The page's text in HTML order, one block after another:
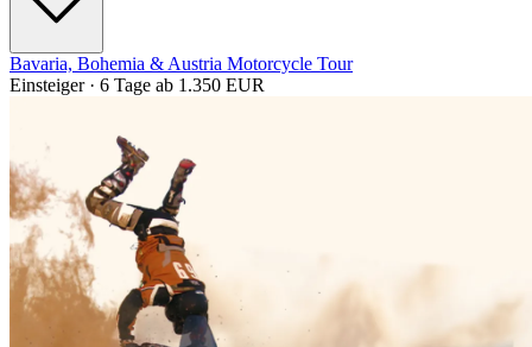
Bavaria, Bohemia & Austria Motorcycle Tour
Einsteiger · 6 Tage ab 1.350 EUR